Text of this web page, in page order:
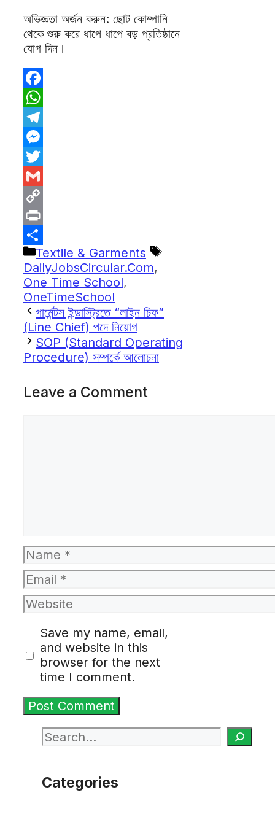
অভিজ্ঞতা অর্জন করুন: ছোট কোম্পানি
থেকে শুরু করে ধাপে ধাপে বড় প্রতিষ্ঠানে
যোগ দিন।
Facebook
WhatsApp
Telegram
Messenger
Twitter
Gmail
Copy
Link
Print
Share
Categories
Textile & Garments
Tags
DailyJobsCircular.Com,
One Time School,
OneTimeSchool
গার্মেন্টস ইন্ডাস্ট্রিতে “লাইন চিফ”
(Line Chief) পদে নিয়োগ
SOP (Standard Operating
Procedure) সম্পর্কে আলোচনা
Leave a Comment
Name
Email
Website
Save my name, email,
and website in this
browser for the next
time I comment.
Search
Categories